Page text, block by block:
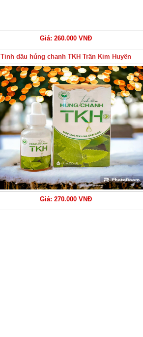
Giá: 260.000 VNĐ
Tinh dầu húng chanh TKH Trần Kim Huyền
Giá: 270.000 VNĐ